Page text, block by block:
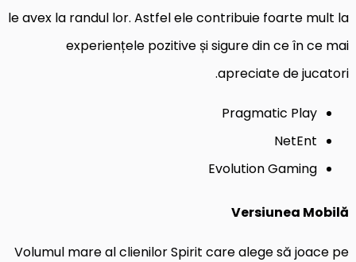
le avex la randul lor. Astfel ele contribuie foarte mult la
experiențele pozitive și sigure din ce în ce mai
apreciate de jucatori.
Pragmatic Play
NetEnt
Evolution Gaming
Versiunea Mobilă
Volumul mare al clienilor Spirit care alege să joace pe